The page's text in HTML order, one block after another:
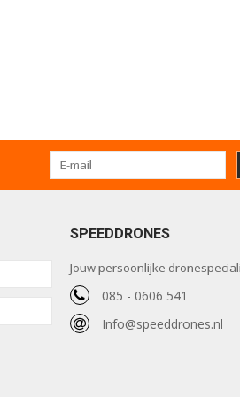
SPEEDDRONES
Jouw persoonlijke
085 - 0606 541
Info@speeddrones.nl